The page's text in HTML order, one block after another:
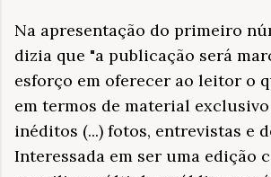
Na apresentação do primeiro
dizia que "a publicação será
esforço em oferecer ao leitor o
em termos de material
inéditos (...) fotos, entrevistas e
Interessada em ser uma edição